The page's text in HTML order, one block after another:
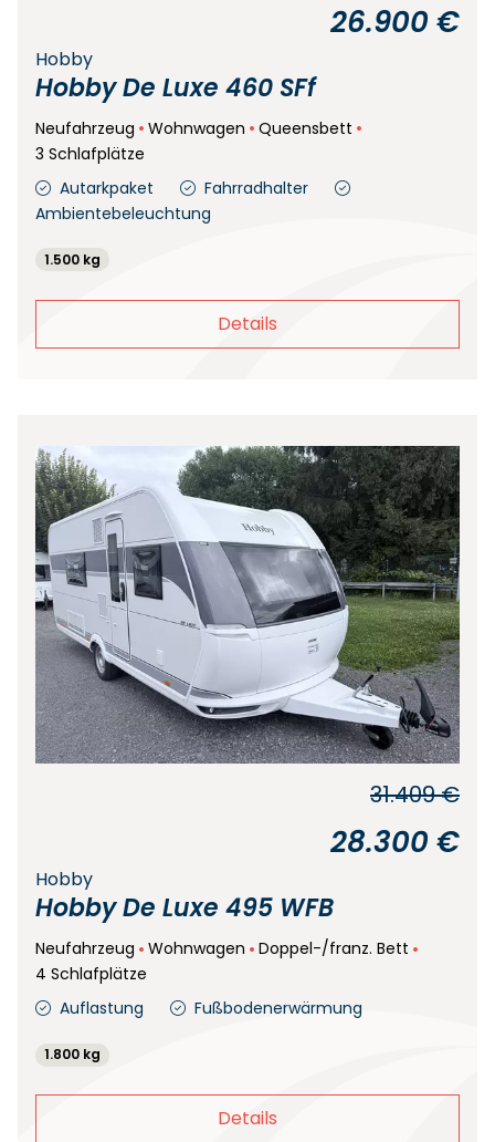
Hobby
Hobby De Luxe 460 SFf
Neufahrzeug Wohnwagen
Queensbett
3 Schlafplätze
26.900 €
Autarkpaket
Fahrradhalter
Ambientebeleuchtung
1.500 kg
Details
Hobby
Hobby De Luxe 495 WFB
Neufahrzeug Wohnwagen
Doppel-/franz. Bett
4 Schlafplätze
28.300 €
31.409 €
Auflastung Fußbodenerwärmung
1.800 kg
Details